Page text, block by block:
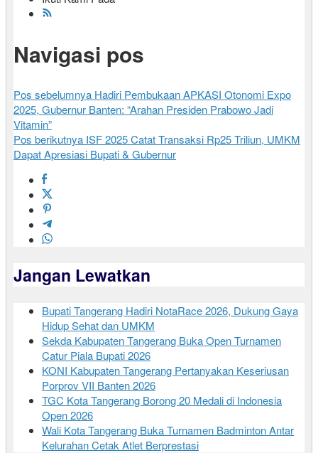
Navigasi pos
Pos sebelumnya Hadiri Pembukaan APKASI Otonomi Expo
2025, Gubernur Banten: “Arahan Presiden Prabowo Jadi
Vitamin”
Pos berikutnya ISF 2025 Catat Transaksi Rp25 Triliun, UMKM
Dapat Apresiasi Bupati & Gubernur
Jangan Lewatkan
Bupati Tangerang Hadiri NotaRace 2026, Dukung Gaya
Hidup Sehat dan UMKM
Sekda Kabupaten Tangerang Buka Open Turnamen
Catur Piala Bupati 2026
KONI Kabupaten Tangerang Pertanyakan Keseriusan
Porprov VII Banten 2026
TGC Kota Tangerang Borong 20 Medali di Indonesia
Open 2026
Wali Kota Tangerang Buka Turnamen Badminton Antar
Kelurahan Cetak Atlet Berprestasi